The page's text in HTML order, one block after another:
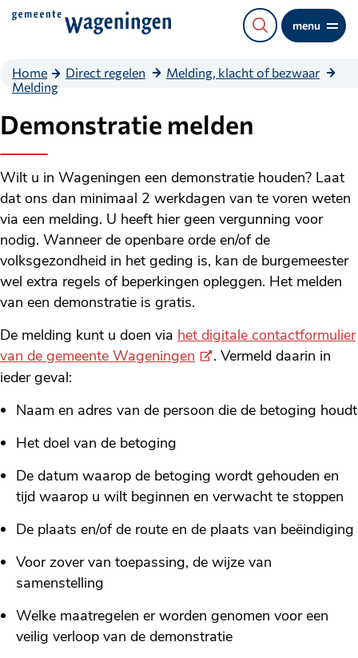
Direct
content
menu
Home Direct regelen
Melding, klacht of bezwaar
Melding
Demonstratie melden
Wilt u in Wageningen een demonstratie houden? Laat
dat ons dan minimaal 2 werkdagen van te voren weten
via een melding. U heeft hier geen vergunning voor
nodig. Wanneer de openbare orde en/of de
volksgezondheid in het geding is, kan de burgemeester
wel extra regels of beperkingen opleggen. Het melden
van een demonstratie is gratis.
De melding kunt u doen via het digitale contactformulier
van de gemeente Wageningen (Externe
. Vermeld daarin in
ieder geval:
Naam en adres van de persoon die de betoging houdt
Het doel van de betoging
De datum waarop de betoging wordt gehouden en
tijd waarop u wilt beginnen en verwacht te stoppen
De plaats en/of de route en de plaats van beëindiging
Voor zover van toepassing, de wijze van
samenstelling
Welke maatregelen er worden genomen voor een
veilig verloop van de demonstratie